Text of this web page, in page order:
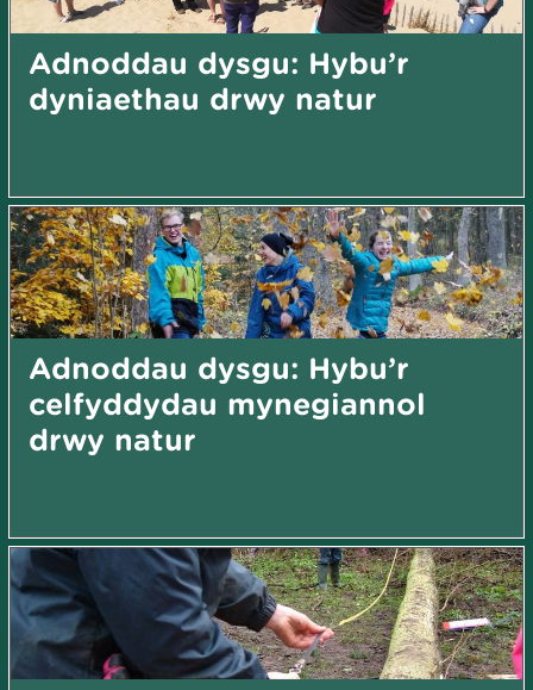
Adnoddau dysgu: Hybu’r
dyniaethau drwy natur
Adnoddau dysgu: Hybu’r
celfyddydau mynegiannol
drwy natur